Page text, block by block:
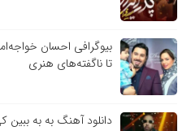
بیوگرافی احسان
تا ناگفته‌های هنری
دانلود آهنگ به به ببین